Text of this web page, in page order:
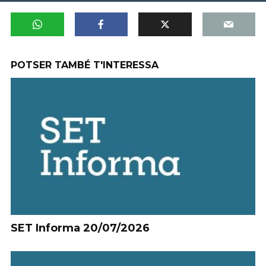
POTSER TAMBÉ T'INTERESSA
SET Informa 20/07/2026